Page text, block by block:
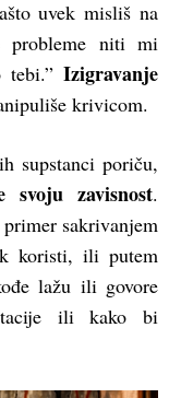
uvek misliš na
probleme niti mi
tebi.” Izigravanje
krivicom.
supstanci poriču,
svoju zavisnost.
sakrivanjem
koristi, ili putem
lažu ili govore
ili kako bi